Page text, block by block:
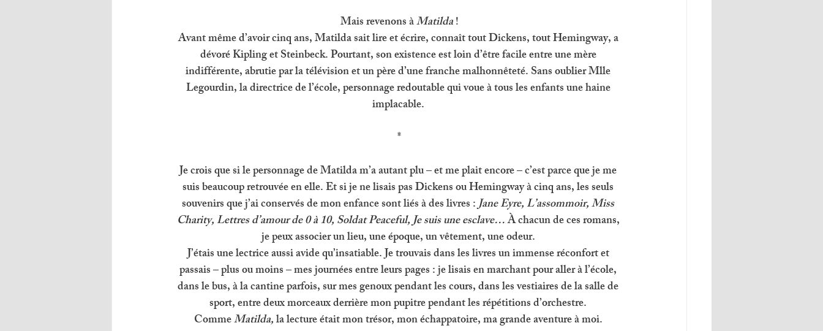
Mais revenons à Matilda !
Avant même d’avoir cinq ans, Matilda sait lire et écrire, connaît tout Dickens, tout Hemingway, a
dévoré Kipling et Steinbeck. Pourtant, son existence est loin d’être facile entre une mère
indifférente, abrutie par la télévision et un père d’une franche malhonnêteté. Sans oublier Mlle
Legourdin, la directrice de l’école, personnage redoutable qui voue à tous les enfants une haine
implacable.
*
Je crois que si le personnage de Matilda m’a autant plu – et me plait encore – c’est parce que je me
suis beaucoup retrouvée en elle. Et si je ne lisais pas Dickens ou Hemingway à cinq ans, les seuls
souvenirs que j’ai conservés de mon enfance sont liés à des livres : Jane Eyre, L’assommoir, Miss
Charity, Lettres d’amour de 0 à 10, Soldat Peaceful, Je suis une esclave… À chacun de ces romans,
je peux associer un lieu, une époque, un vêtement, une odeur.
J’étais une lectrice aussi avide qu’insatiable. Je trouvais dans les livres un immense réconfort et
passais – plus ou moins – mes journées entre leurs pages : je lisais en marchant pour aller à l’école,
dans le bus, à la cantine parfois, sur mes genoux pendant les cours, dans les vestiaires de la salle de
sport, entre deux morceaux derrière mon pupitre pendant les répétitions d’orchestre.
Comme Matilda, la lecture était mon trésor, mon échappatoire, ma grande aventure à moi.